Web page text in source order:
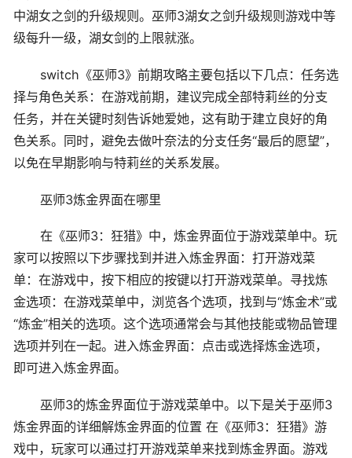
中湖女之剑的升级规则。巫师3湖女之剑升级规则游戏中等
级每升一级，湖女剑的上限就涨。
switch《巫师3》前期攻略主要包括以下几点：任务选
择与角色关系：在游戏前期，建议完成全部特莉丝的分支
任务，并在关键时刻告诉她爱她，这有助于建立良好的角
色关系。同时，避免去做叶奈法的分支任务“最后的愿望”，
以免在早期影响与特莉丝的关系发展。
巫师3炼金界面在哪里
在《巫师3：狂猎》中，炼金界面位于游戏菜单中。玩
家可以按照以下步骤找到并进入炼金界面：打开游戏菜
单：在游戏中，按下相应的按键以打开游戏菜单。寻找炼
金选项：在游戏菜单中，浏览各个选项，找到与“炼金术”或
“炼金”相关的选项。这个选项通常会与其他技能或物品管理
选项并列在一起。进入炼金界面：点击或选择炼金选项，
即可进入炼金界面。
巫师3的炼金界面位于游戏菜单中。以下是关于巫师3
炼金界面的详细解炼金界面的位置 在《巫师3：狂猎》游
戏中，玩家可以通过打开游戏菜单来找到炼金界面。游戏